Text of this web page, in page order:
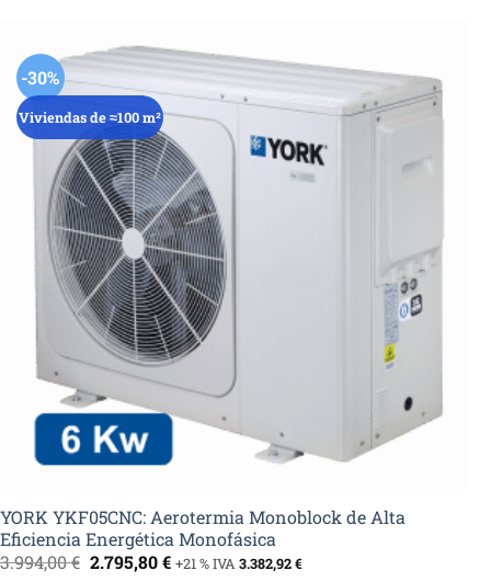
-30%
Viviendas de ≈100 m²
YORK YKF05CNC: Aerotermia Monoblock de Alta
Eficiencia Energética Monofásica
3.994,00€ El
2.795,80€El
+21 % IVA 3.382,92€